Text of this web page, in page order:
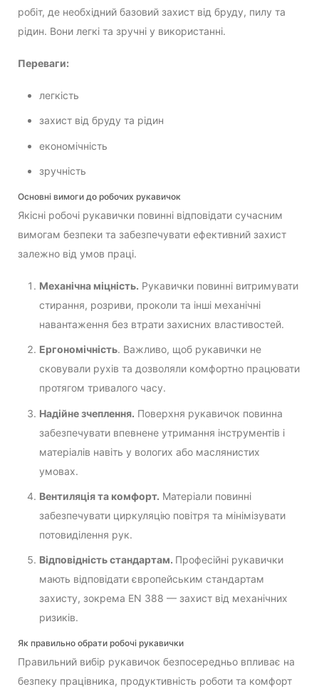
робіт, де необхідний базовий захист від бруду, пилу та
рідин. Вони легкі та зручні у використанні.
Переваги:
легкість
захист від бруду та рідин
економічність
зручність
Основні вимоги до робочих рукавичок
Якісні робочі рукавички повинні відповідати сучасним
вимогам безпеки та забезпечувати ефективний захист
залежно від умов праці.
Механічна міцність. Рукавички повинні витримувати
стирання, розриви, проколи та інші механічні
навантаження без втрати захисних властивостей.
Ергономічність. Важливо, щоб рукавички не
сковували рухів та дозволяли комфортно працювати
протягом тривалого часу.
Надійне зчеплення. Поверхня рукавичок повинна
забезпечувати впевнене утримання інструментів і
матеріалів навіть у вологих або маслянистих
умовах.
Вентиляція та комфорт. Матеріали повинні
забезпечувати циркуляцію повітря та мінімізувати
потовиділення рук.
Відповідність стандартам. Професійні рукавички
мають відповідати європейським стандартам
захисту, зокрема EN 388 — захист від механічних
ризиків.
Як правильно обрати робочі рукавички
Правильний вибір рукавичок безпосередньо впливає на
безпеку працівника, продуктивність роботи та комфорт